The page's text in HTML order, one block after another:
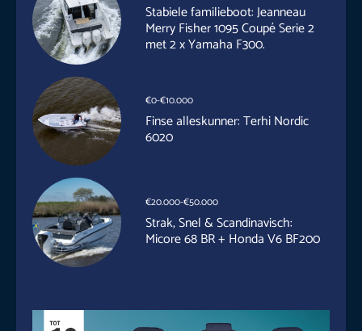
Stabiele familieboot: Jeanneau
Merry Fisher 1095 Coupé Serie 2
met 2 x Yamaha F300.
€0-€10.000
Finse alleskunner: Terhi Nordic
6020
€20.000-€50.000
Strak, Snel & Scandinavisch:
Micore 68 BR + Honda V6 BF200